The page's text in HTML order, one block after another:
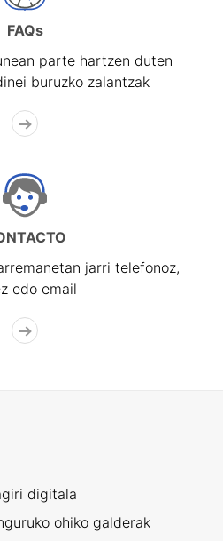
FAQs
parte hartzen duten
buruzko zalantzak
jarri telefonoz,
edo email
digitala
ohiko galderak